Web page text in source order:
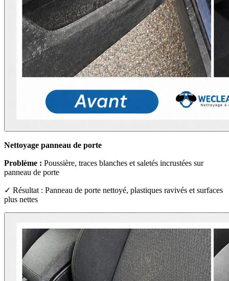
Nettoyage panneau de porte
Problème : Poussière, traces blanches et saletés incrustées sur
panneau de porte
✓ Résultat : Panneau de porte nettoyé, plastiques ravivés et surfaces
plus nettes